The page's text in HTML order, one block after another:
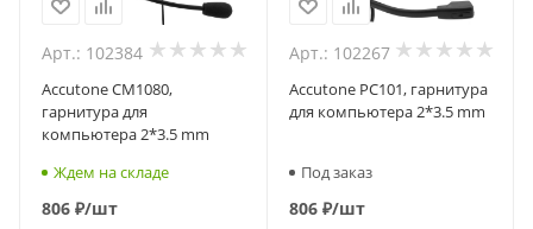
Арт.: 102384
Accutone CM1080,
гарнитура для
компьютера 2*3.5 mm
Ждем на складе
806 ₽/шт
Арт.: 102267
Accutone PC101, гарнитура
для компьютера 2*3.5 mm
Под заказ
806₽/шт